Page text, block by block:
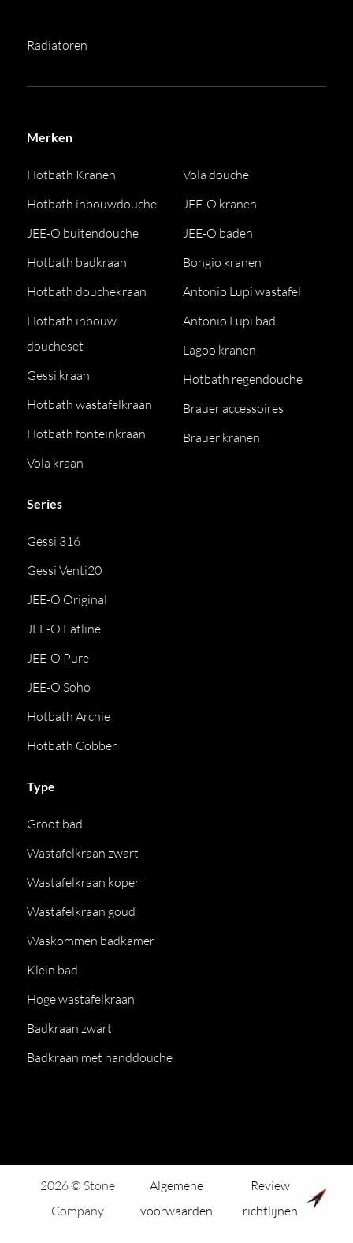
Radiatoren
Merken
Hotbath Kranen
Hotbath inbouwdouche
JEE-O buitendouche
Hotbath badkraan
Hotbath douchekraan
Hotbath inbouw
doucheset
Gessi kraan
Hotbath wastafelkraan
Hotbath fonteinkraan
Vola kraan
Vola douche
JEE-O kranen
JEE-O baden
Bongio kranen
Antonio Lupi wastafel
Antonio Lupi bad
Lagoo kranen
Hotbath regendouche
Brauer accessoires
Brauer kranen
Series
Gessi 316
Gessi Venti20
JEE-O Original
JEE-O Fatline
JEE-O Pure
JEE-O Soho
Hotbath Archie
Hotbath Cobber
Type
Groot bad
Wastafelkraan zwart
Wastafelkraan koper
Wastafelkraan goud
Waskommen badkamer
Klein bad
Hoge wastafelkraan
Badkraan zwart
Badkraan met handdouche
2026 © Stone
Company
Algemene
voorwaarden
Review
richtlijnen